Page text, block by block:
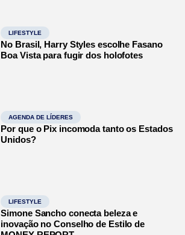
LIFESTYLE
No Brasil, Harry Styles escolhe Fasano
Boa Vista para fugir dos holofotes
AGENDA DE LÍDERES
Por que o Pix incomoda tanto os Estados
Unidos?
LIFESTYLE
Simone Sancho conecta beleza e
inovação no Conselho de Estilo de